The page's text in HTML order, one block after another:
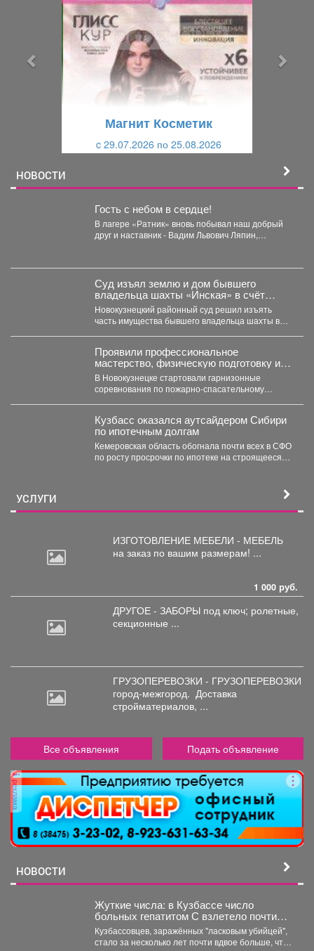
Магнит Косметик
c 29.07.2026 по 25.08.2026
НОВОСТИ
Гость с небом в сердце!
В лагере «Ратник» вновь побывал наш добрый
друг и наставник - Вадим Львович Ляпин,
Суд изъял землю и дом бывшего
владельца шахты «Инская» в счёт
долга
Новокузнецкий районный суд решил изъять
часть имущества бывшего владельца шахты в
Проявили профессиональное
мастерство, физическую подготовку и
командный дух.
В Новокузнецке стартовали гарнизонные
соревнования по пожарно-спасательному
Кузбасс оказался аутсайдером Сибири
по ипотечным долгам
Кемеровская область обогнала почти всех в СФО
по росту просрочки по ипотеке на строящееся
УСЛУГИ
ИЗГОТОВЛЕНИЕ МЕБЕЛИ - МЕБЕЛЬ
на заказ по вашим размерам! ...
1 000 руб.
ДРУГОЕ - ЗАБОРЫ под ключ; ролетные,
секционные ...
ГРУЗОПЕРЕВОЗКИ - ГРУЗОПЕРЕВОЗКИ
город-межгород. Доставка
стройматериалов, ...
Все объявления Подать объявление
реклама
НОВОСТИ
Жуткие числа: в Кузбассе число
больных гепатитом С взлетело почти
вдвое
Кузбассовцев, заражённых "ласковым убийцей",
стало за несколько лет почти вдвое больше, что